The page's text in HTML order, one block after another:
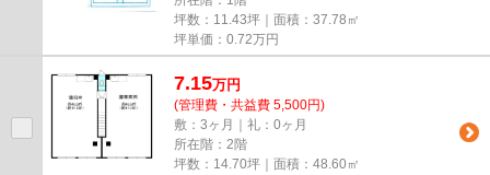
坪数：11.43坪｜面積：37.78㎡
坪単価： 0.72万円
7.15万円
(管理費・共益費 5,500円)
敷：3ヶ月｜礼：0ヶ月
所在階：2階
坪数：14.70坪｜面積：48.60㎡